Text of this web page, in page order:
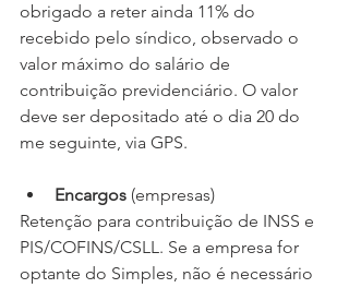
obrigado a reter ainda 11% do
recebido pelo síndico, observado o
valor máximo do salário de
contribuição previdenciário. O valor
deve ser depositado até o dia 20 do
me seguinte, via GPS.
Encargos (empresas)
Retenção para contribuição de INSS e
PIS/COFINS/CSLL. Se a empresa for
optante do Simples, não é necessário